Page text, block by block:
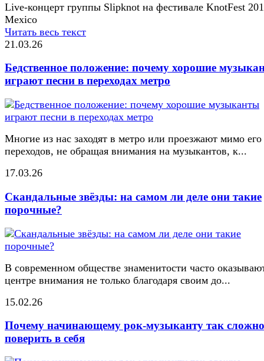
Live-концерт группы Slipknot на фестивале KnotFest
Mexico
Читать весь текст
21.03.26
Бедственное положение: почему хорошие
играют песни в переходах метро
Многие из нас заходят в метро или проезжают мимо его
переходов, не обращая внимания на музыкантов, к...
17.03.26
Скандальные звёзды: на самом ли деле они такие
порочные?
В современном обществе знаменитости часто
центре внимания не только благодаря своим до...
15.02.26
Почему начинающему рок-музыканту так сложно
поверить в себя